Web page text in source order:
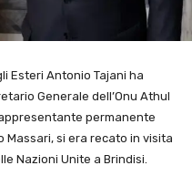
Esteri Antonio Tajani ha
Generale dell’Onu Athul
permanente
Massari, si era recato in visita
Nazioni Unite a Brindisi.